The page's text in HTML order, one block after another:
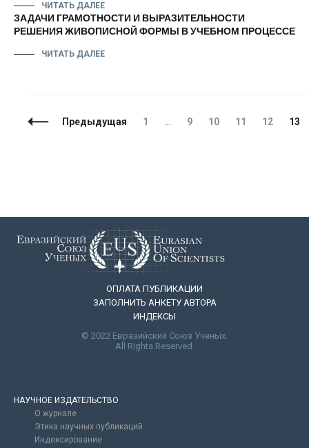
ЧИТАТЬ ДАЛЕЕ
ЗАДАЧИ ГРАМОТНОСТИ И ВЫРАЗИТЕЛЬНОСТИ
РЕШЕНИЯ ЖИВОПИСНОЙ ФОРМЫ В УЧЕБНОМ ПРОЦЕССЕ
ЧИТАТЬ ДАЛЕЕ
НавигацияПредыдущая Страница
1 … Страница
9 Страница
10 Страница
11 Страница
12 13
ОПЛАТА ПУБЛИКАЦИИ
ЗАПОЛНИТЬ АНКЕТУ АВТОРА
ИНДЕКСЫ
© 2022 Евразийский Союз Ученых.
All Rights Reserved.
НАУЧНОЕ ИЗДАТЕЛЬСТВО
О журнале
Этика научных публикаций
Индексирование